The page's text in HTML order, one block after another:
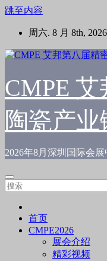
跳至内容
周六. 8 月 8th, 2026
CMPE
陶瓷产
2026年8月深圳国际会
首页
CMPE2026
展会介绍
精彩视频